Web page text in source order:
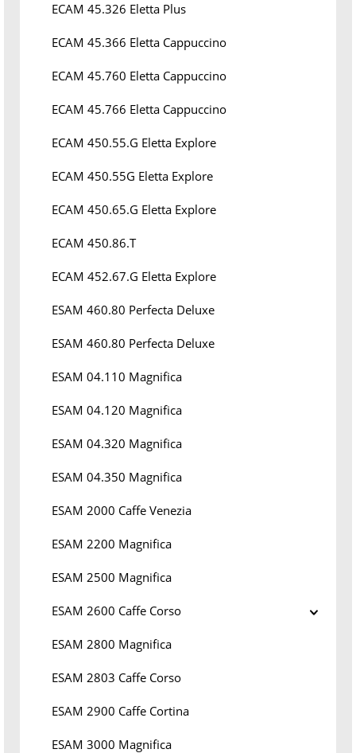
ECAM 45.326 Eletta Plus
ECAM 45.366 Eletta Cappuccino
ECAM 45.760 Eletta Cappuccino
ECAM 45.766 Eletta Cappuccino
ECAM 450.55.G Eletta Explore
ECAM 450.55G Eletta Explore
ECAM 450.65.G Eletta Explore
ECAM 450.86.T
ECAM 452.67.G Eletta Explore
ESAM 460.80 Perfecta Deluxe
ESAM 460.80 Perfecta Deluxe
ESAM 04.110 Magnifica
ESAM 04.120 Magnifica
ESAM 04.320 Magnifica
ESAM 04.350 Magnifica
ESAM 2000 Caffe Venezia
ESAM 2200 Magnifica
ESAM 2500 Magnifica
ESAM 2600 Caffe Corso
ESAM 2800 Magnifica
ESAM 2803 Caffe Corso
ESAM 2900 Caffe Cortina
ESAM 3000 Magnifica